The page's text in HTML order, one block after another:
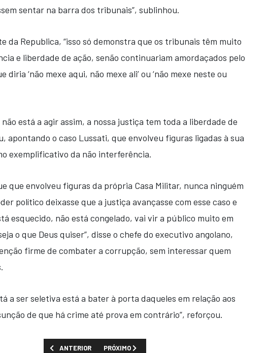
sentar na barra dos tribunais”, sublinhou.
da Republica, “isso só demonstra que os tribunais têm muito
e liberdade de ação, senão continuariam amordaçados pelo
diria ‘não mexe aqui, não mexe ali’ ou ‘não mexe neste ou
não está a agir assim, a nossa justiça tem toda a liberdade de
apontando o caso Lussati, que envolveu figuras ligadas à sua
exemplificativo da não interferência.
que envolveu figuras da própria Casa Militar, nunca ninguém
político deixasse que a justiça avançasse com esse caso e
esquecido, não está congelado, vai vir a público muito em
o que Deus quiser”, disse o chefe do executivo angolano,
firme de combater a corrupção, sem interessar quem
a ser seletiva está a bater à porta daqueles em relação aos
de que há crime até prova em contrário”, reforçou.
ARTIGO ANTERIOR: JOÃO LOURENÇO ATACA ISABEL DOS SANTOS E
ANTERIOR PRÓXIMO ARTIGO: PRIMEIRO LOTE DE MATERIAL
PRÓXIMO